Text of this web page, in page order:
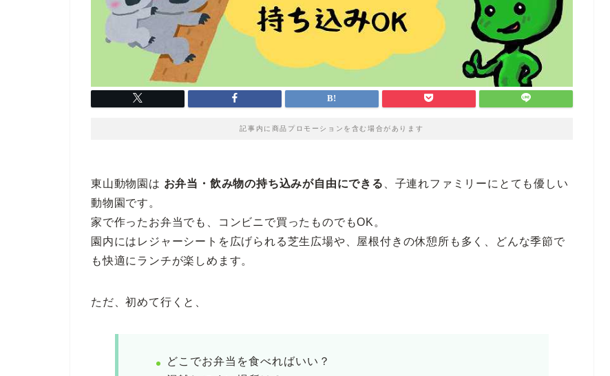
記事内に商品プロモーションを含む場合があります
東山動物園は お弁当・飲み物の持ち込みが自由にできる
、子連れファミリーにとても優しい
動物園です。
家で作ったお弁当でも、コンビニで買ったものでもOK。
園内にはレジャーシートを広げられる芝生広場や、屋根付きの休憩所も多く、どんな季節で
も快適にランチが楽しめます。
ただ、初めて行くと、
どこでお弁当を食べればいい？